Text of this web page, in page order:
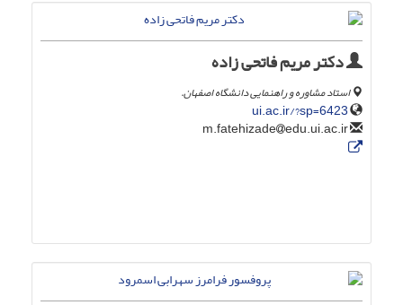
دکتر مریم فاتحی زاده
استاد مشاوره و راهنمایی دانشگاه اصفهان.
ui.ac.ir/?sp=6423
edu.ui.ac.ir